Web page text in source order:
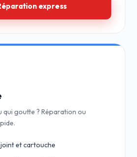
express
qui goutte ? Réparation ou
et cartouche